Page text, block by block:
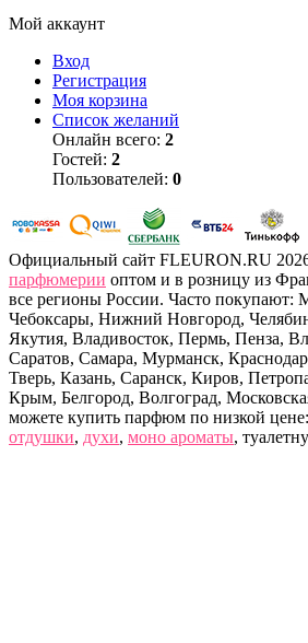
Мой аккаунт
Вход
Регистрация
Моя корзина
Список желаний
Онлайн всего: 2
Гостей: 2
Пользователей: 0
Официальный сайт FLEURON.RU
парфюмерии оптом и в розницу из
все регионы России. Часто покупают:
Чебоксары, Нижний Новгород,
Якутия, Владивосток, Пермь, Пенза,
Саратов, Самара, Мурманск,
Тверь, Казань, Саранск, Киров,
Крым, Белгород, Волгоград,
можете купить парфюм по низкой цене:
отдушки, духи, моно ароматы,